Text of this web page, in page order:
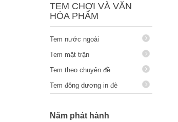
TEM CHƠI VÀ VĂN
HÓA PHẨM
Tem nước ngoài
Tem mặt trận
Tem theo chuyên đề
Tem đông dương in đè
Năm phát hành